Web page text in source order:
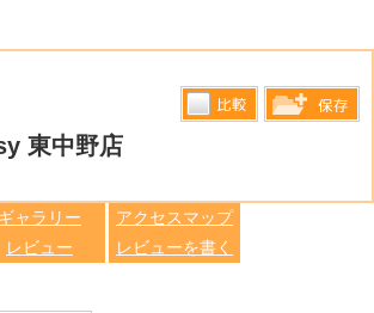
東中野店
ギャラリー
アクセスマップ
レビュー
レビューを書く